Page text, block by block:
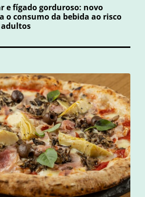
e fígado gorduroso: novo
o consumo da bebida ao risco